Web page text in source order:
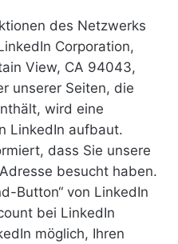
des Netzwerks
Corporation,
View, CA 94043,
unserer Seiten, die
wird eine
LinkedIn aufbaut.
dass Sie unsere
besucht haben.
Button“ von LinkedIn
bei LinkedIn
möglich, Ihren